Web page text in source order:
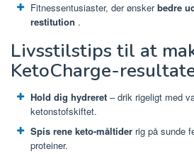
Fitnessentusiaster, der ønskerbedre
restitution .
Livsstilstips til at
KetoCharge-
Hold dig hydreret – drik rigeligt med
ketonstofskiftet.
Spis rene keto-måltider rig på sunde
proteiner.